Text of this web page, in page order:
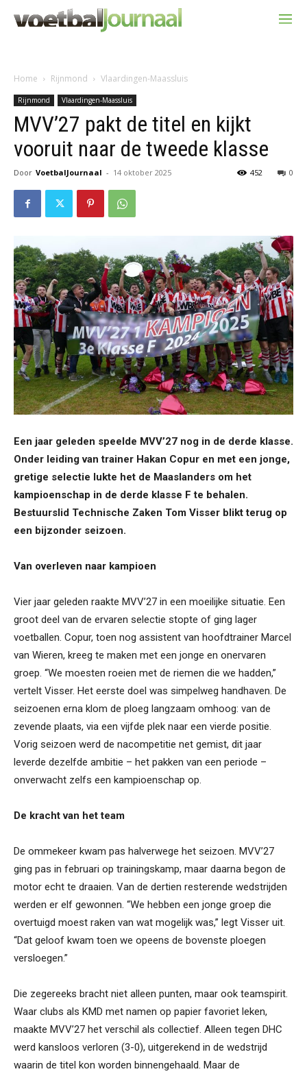
Home Rijnmond Vlaardingen-Maassluis
Rijnmond Vlaardingen-Maassluis
MVV’27 pakt de titel en kijkt
vooruit naar de tweede klasse
Door VoetbalJournaal - 14 oktober 2025 0
452
Een jaar geleden speelde MVV’27 nog in de derde klasse.
Onder leiding van trainer Hakan Copur en met een jonge,
gretige selectie lukte het de Maaslanders om het
kampioenschap in de derde klasse F te behalen.
Bestuurslid Technische Zaken Tom Visser blikt terug op
een bijzonder seizoen.
Van overleven naar kampioen
Vier jaar geleden raakte MVV’27 in een moeilijke situatie. Een
groot deel van de ervaren selectie stopte of ging lager
voetballen. Copur, toen nog assistent van hoofdtrainer Marcel
van Wieren, kreeg te maken met een jonge en onervaren
groep. “We moesten roeien met de riemen die we hadden,”
vertelt Visser. Het eerste doel was simpelweg handhaven. De
seizoenen erna klom de ploeg langzaam omhoog: van de
zevende plaats, via een vijfde plek naar een vierde positie.
Vorig seizoen werd de nacompetitie net gemist, dit jaar
leverde dezelfde ambitie – het pakken van een periode –
onverwacht zelfs een kampioenschap op.
De kracht van het team
De ommekeer kwam pas halverwege het seizoen. MVV’27
ging pas in februari op trainingskamp, maar daarna begon de
motor echt te draaien. Van de dertien resterende wedstrijden
werden er elf gewonnen. “We hebben een jonge groep die
overtuigd moest raken van wat mogelijk was,” legt Visser uit.
“Dat geloof kwam toen we opeens de bovenste ploegen
versloegen.”
Die zegereeks bracht niet alleen punten, maar ook teamspirit.
Waar clubs als KMD met namen op papier favoriet leken,
maakte MVV’27 het verschil als collectief. Alleen tegen DHC
werd kansloos verloren (3-0), uitgerekend in de wedstrijd
waarin de titel kon worden binnengehaald. Maar de